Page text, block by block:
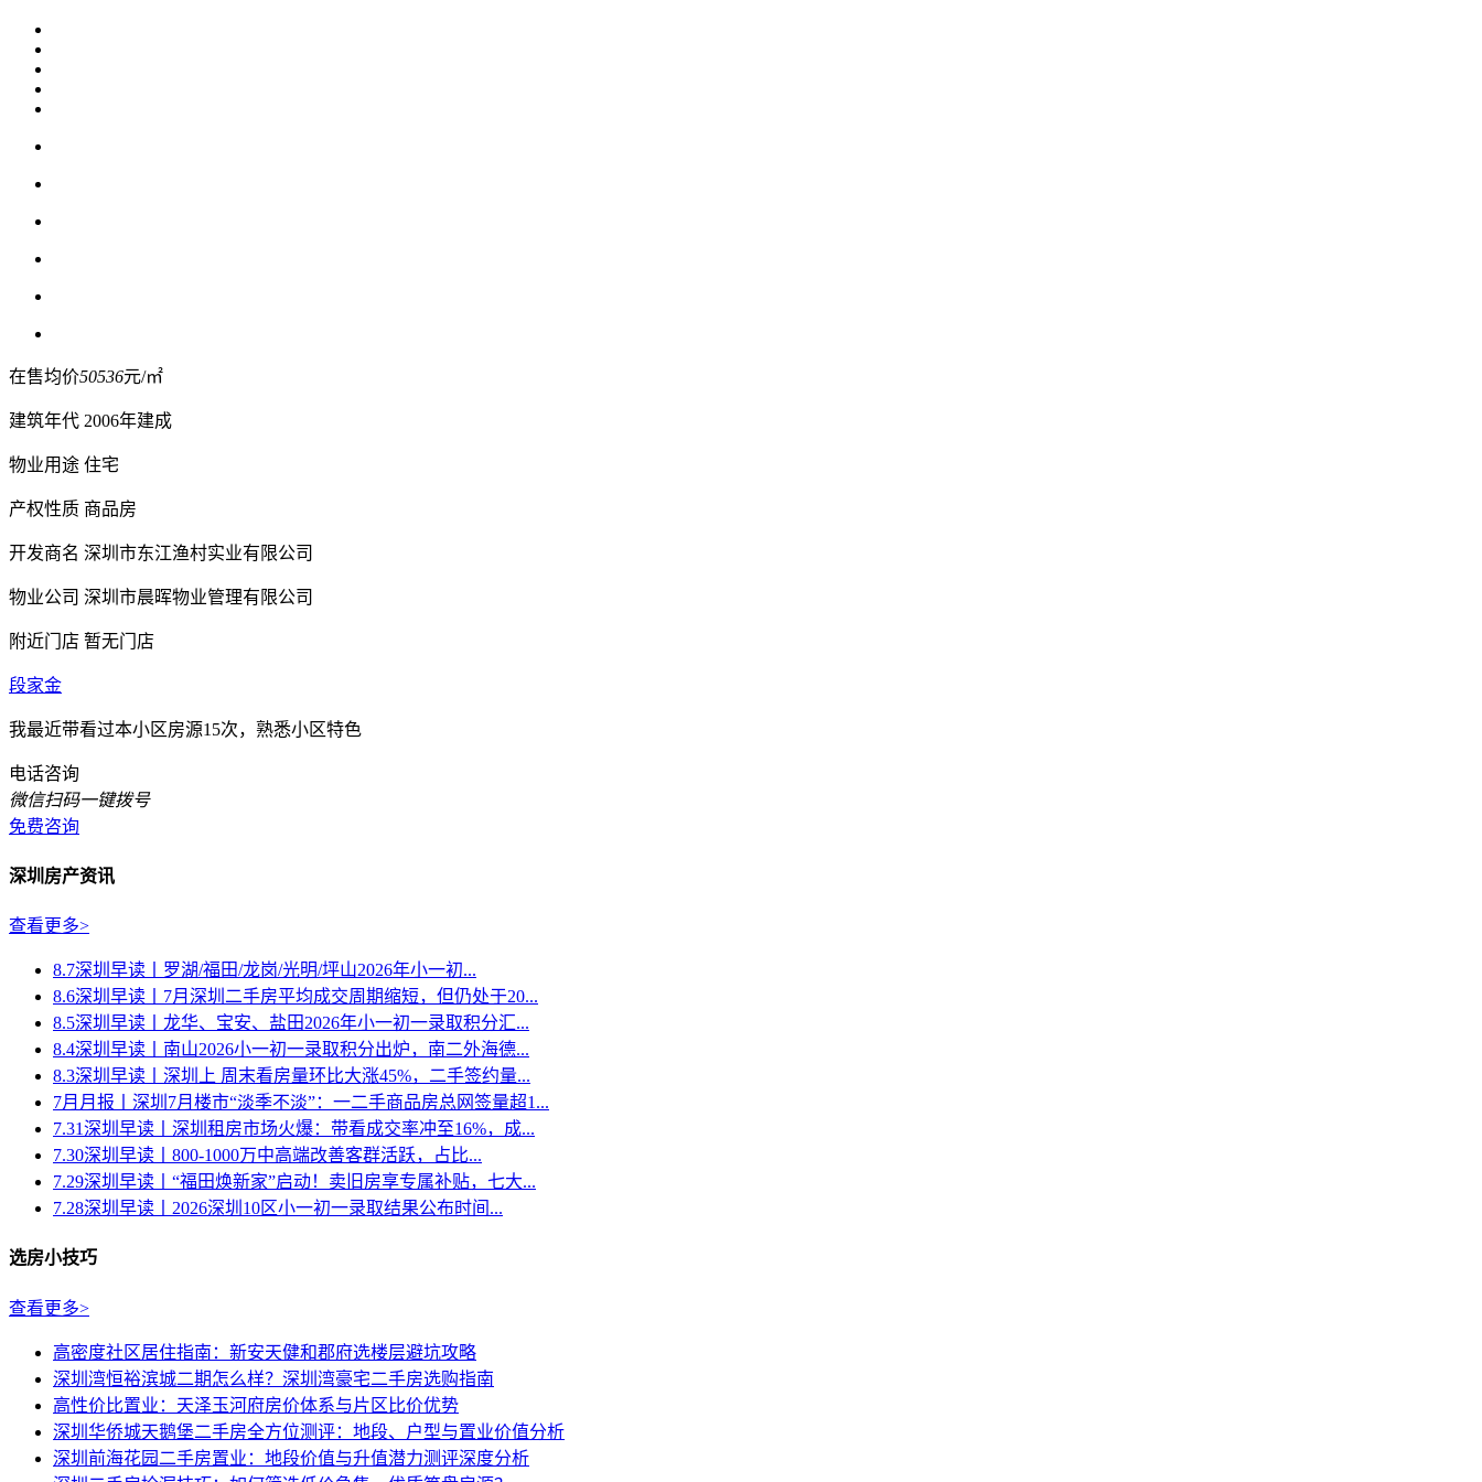
在售均价50536元/㎡
建筑年代 2006年建成
物业用途 住宅
产权性质 商品房
开发商名 深圳市东江渔村实业有限公司
物业公司 深圳市晨晖物业管理有限公司
附近门店 暂无门店
段家金
我最近带看过本小区房源15次，熟悉小区特色
电话咨询
微信扫码一键拨号
免费咨询
深圳房产资讯
查看更多>
8.7深圳早读丨罗湖/福田/龙岗/光明/坪山2026年小一初...
8.6深圳早读丨7月深圳二手房平均成交周期缩短，但仍处于20...
8.5深圳早读丨龙华、宝安、盐田2026年小一初一录取积分汇...
8.4深圳早读丨南山2026小一初一录取积分出炉，南二外海德...
8.3深圳早读丨深圳上 周末看房量环比大涨45%，二手签约量...
7月月报丨深圳7月楼市“淡季不淡”：一二手商品房总网签量超1...
7.31深圳早读丨深圳租房市场火爆：带看成交率冲至16%，成...
7.30深圳早读丨800-1000万中高端改善客群活跃，占比...
7.29深圳早读丨“福田焕新家”启动！卖旧房享专属补贴，七大...
7.28深圳早读丨2026深圳10区小一初一录取结果公布时间...
选房小技巧
查看更多>
高密度社区居住指南：新安天健和郡府选楼层避坑攻略
深圳湾恒裕滨城二期怎么样？深圳湾豪宅二手房选购指南
高性价比置业：天泽玉河府房价体系与片区比价优势
深圳华侨城天鹅堡二手房全方位测评：地段、户型与置业价值分析
深圳前海花园二手房置业：地段价值与升值潜力测评深度分析